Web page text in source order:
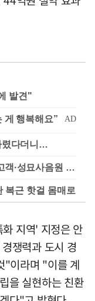
발견"
렸다더니…
'가성비 워터밤' 한강수영장…문신고객·성묘사음원 민원
근 핫걸 몸매로
지역' 지정은 안
쟁력과 도시 경
"이라며 "이를 계
을 실현하는 친환